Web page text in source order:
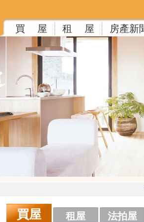
買 屋 租 屋 房產新
※好
買屋 租屋 法拍屋